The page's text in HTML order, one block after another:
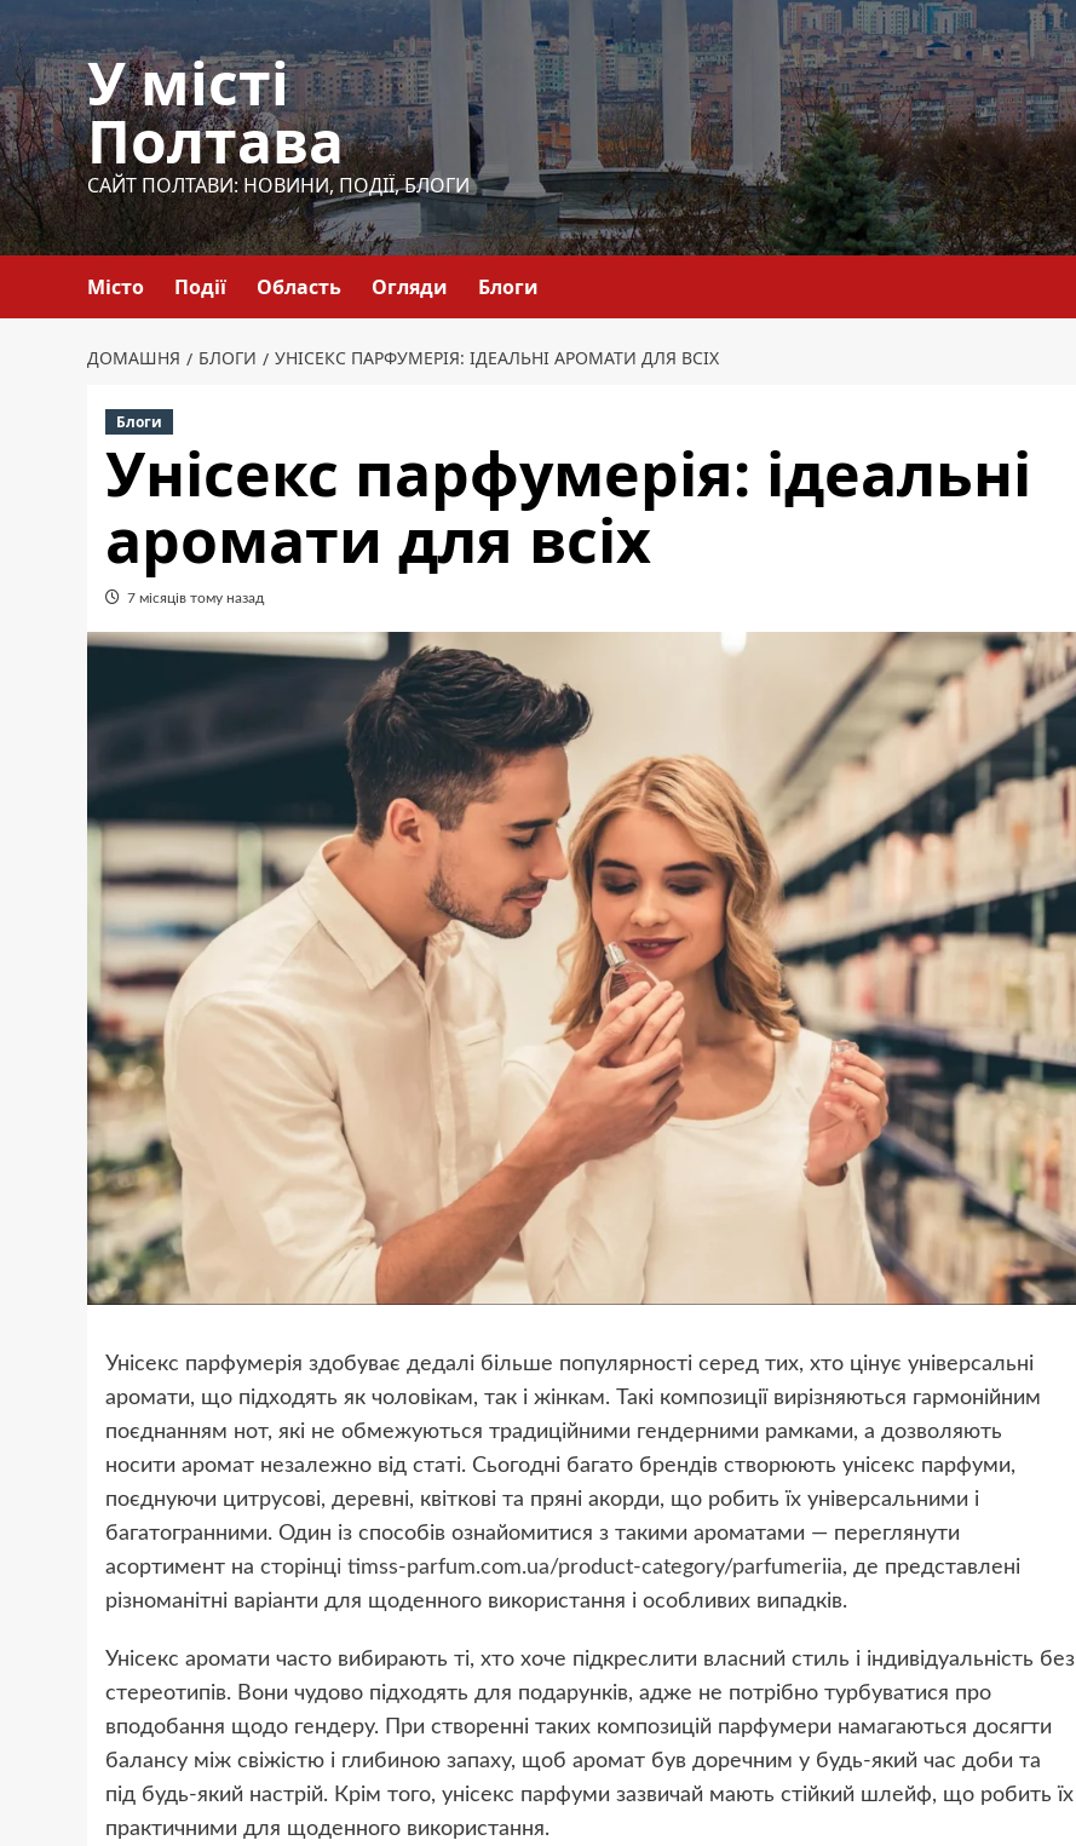
до
вмісту
У місті
Полтава
САЙТ ПОЛТАВИ: НОВИНИ, ПОДІЇ, БЛОГИ
Місто Події Область Огляди Блоги
ДОМАШНЯ БЛОГИ УНІСЕКС ПАРФУМЕРІЯ: ІДЕАЛЬНІ АРОМАТИ ДЛЯ ВСІХ
Блоги
Унісекс парфумерія: ідеальні
аромати для всіх
7 місяців тому назад
Унісекс парфумерія здобуває дедалі більше популярності серед тих, хто цінує універсальні
аромати, що підходять як чоловікам, так і жінкам. Такі композиції вирізняються гармонійним
поєднанням нот, які не обмежуються традиційними гендерними рамками, а дозволяють
носити аромат незалежно від статі. Сьогодні багато брендів створюють унісекс парфуми,
поєднуючи цитрусові, деревні, квіткові та пряні акорди, що робить їх універсальними і
багатогранними. Один із способів ознайомитися з такими ароматами — переглянути
асортимент на сторінці timss-parfum.com.ua/product-category/parfumeriia, де представлені
різноманітні варіанти для щоденного використання і особливих випадків.
Унісекс аромати часто вибирають ті, хто хоче підкреслити власний стиль і індивідуальність без
стереотипів. Вони чудово підходять для подарунків, адже не потрібно турбуватися про
вподобання щодо гендеру. При створенні таких композицій парфумери намагаються досягти
балансу між свіжістю і глибиною запаху, щоб аромат був доречним у будь-який час доби та
під будь-який настрій. Крім того, унісекс парфуми зазвичай мають стійкий шлейф, що робить їх
практичними для щоденного використання.